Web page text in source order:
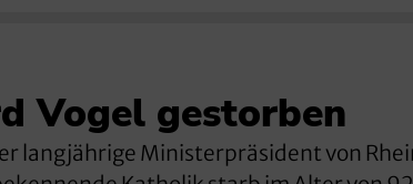
Vogel gestorben
langjährige Ministerpräsident von